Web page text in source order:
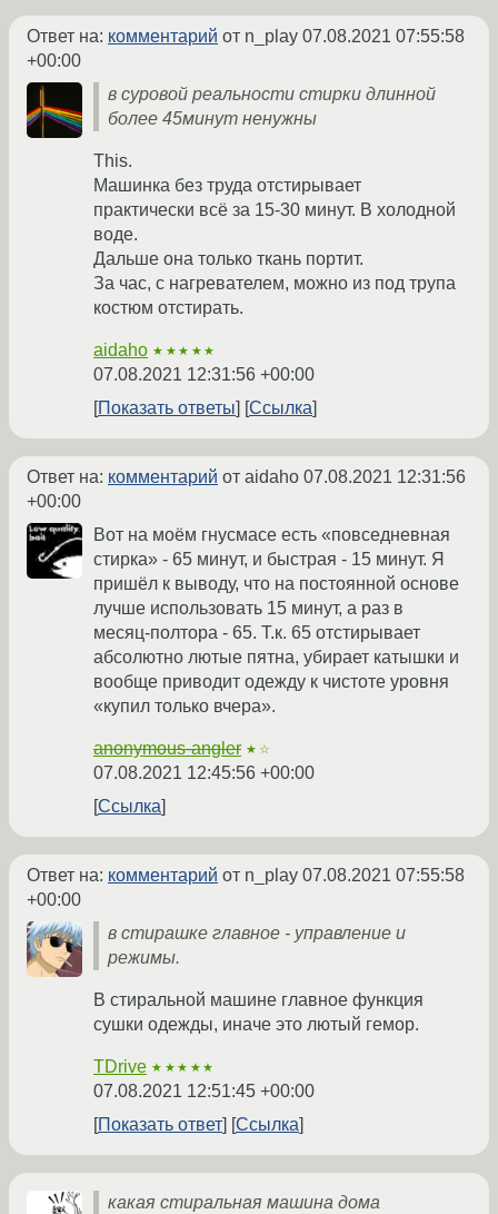
Ответ на: комментарий от n_play 07.08.2021 07:55:58
+00:00
в суровой реальности стирки длинной
более 45минут ненужны
This.
Машинка без труда отстирывает
практически всё за 15-30 минут. В холодной
воде.
Дальше она только ткань портит.
За час, с нагревателем, можно из под трупа
костюм отстирать.
aidaho ★★★★★
07.08.2021 12:31:56 +00:00
Показать ответы
Ссылка
Ответ на: комментарий от aidaho 07.08.2021 12:31:56
+00:00
Вот на моём гнусмасе есть «повседневная
стирка» - 65 минут, и быстрая - 15 минут. Я
пришёл к выводу, что на постоянной основе
лучше использовать 15 минут, а раз в
месяц-полтора - 65. Т.к. 65 отстирывает
абсолютно лютые пятна, убирает катышки и
вообще приводит одежду к чистоте уровня
«купил только вчера».
anonymous-angler ★☆
07.08.2021 12:45:56 +00:00
Ссылка
Ответ на: комментарий от n_play 07.08.2021 07:55:58
+00:00
в стирашке главное - управление и
режимы.
В стиральной машине главное функция
сушки одежды, иначе это лютый гемор.
TDrive ★★★★★
07.08.2021 12:51:45 +00:00
Показать ответ
Ссылка
какая стиральная машина дома